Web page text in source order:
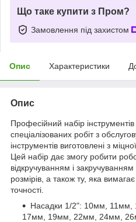
Що таке купити з Пром?
Замовлення під захистом
Опис Характеристики
Опис
Професійний набір
спеціалізованих робіт з
інструментів виготовлені з
Цей набір дає змогу робити
відкручуванням і
розмірів, а також ту, яка
точності.
Насадки 1/2": 10мм,
17мм, 19мм, 22мм, 24мм,